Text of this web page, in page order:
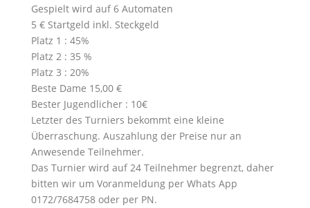
Gespielt wird auf 6 Automaten
5 € Startgeld inkl. Steckgeld
Platz 1 : 45%
Platz 2 : 35 %
Platz 3 : 20%
Beste Dame 15,00 €
Bester Jugendlicher : 10€
Letzter des Turniers bekommt eine kleine
Überraschung. Auszahlung der Preise nur an
Anwesende Teilnehmer.
Das Turnier wird auf 24 Teilnehmer begrenzt, daher
bitten wir um Voranmeldung per Whats App
0172/7684758 oder per PN.